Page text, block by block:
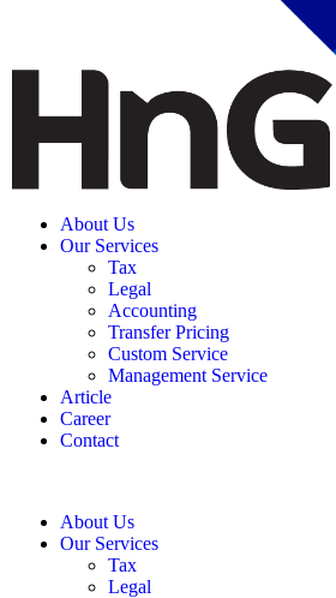
About Us
Our Services
Tax
Legal
Accounting
Transfer Pricing
Custom Service
Management Service
Article
Career
Contact
About Us
Our Services
Tax
Legal